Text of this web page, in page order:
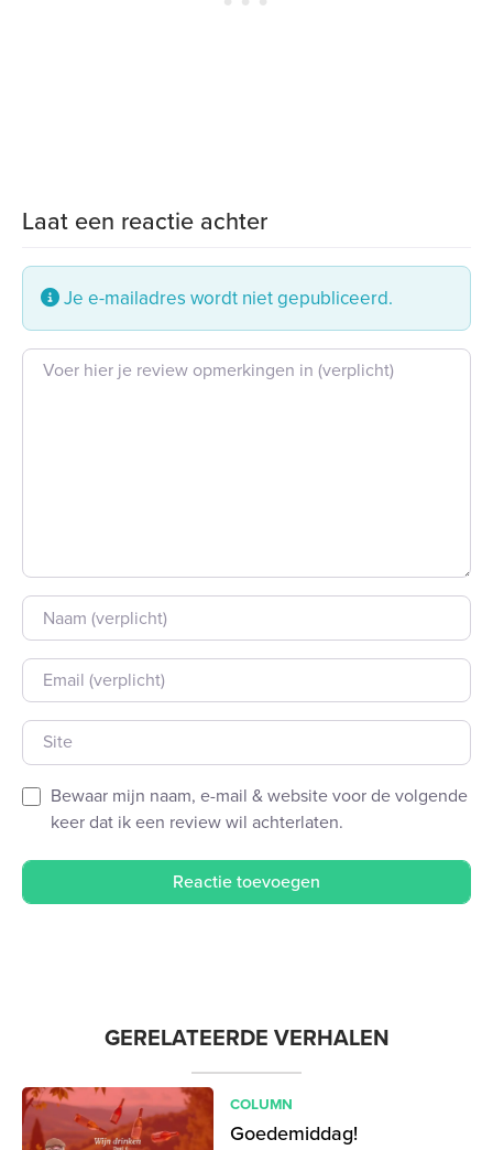
Laat een reactie achter
Je e-mailadres wordt niet gepubliceerd.
Beoordeling tekst
Naam
E-mail
Site
Bewaar mijn naam, e-mail & website voor de volgende
keer dat ik een review wil achterlaten.
GERELATEERDE VERHALEN
COLUMN
Goedemiddag!